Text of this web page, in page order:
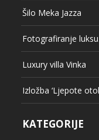
Šilo Meka Jazza
Fotografiranje
Luxury villa Vinka
Izložba ‘Ljepote
KATEGORIJE